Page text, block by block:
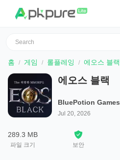
홈 게임 롤플레잉 에오스 블랙
에오스 블랙
BluePotion Games
Jul 20, 2026
289.3 MB
파일 크기 보안